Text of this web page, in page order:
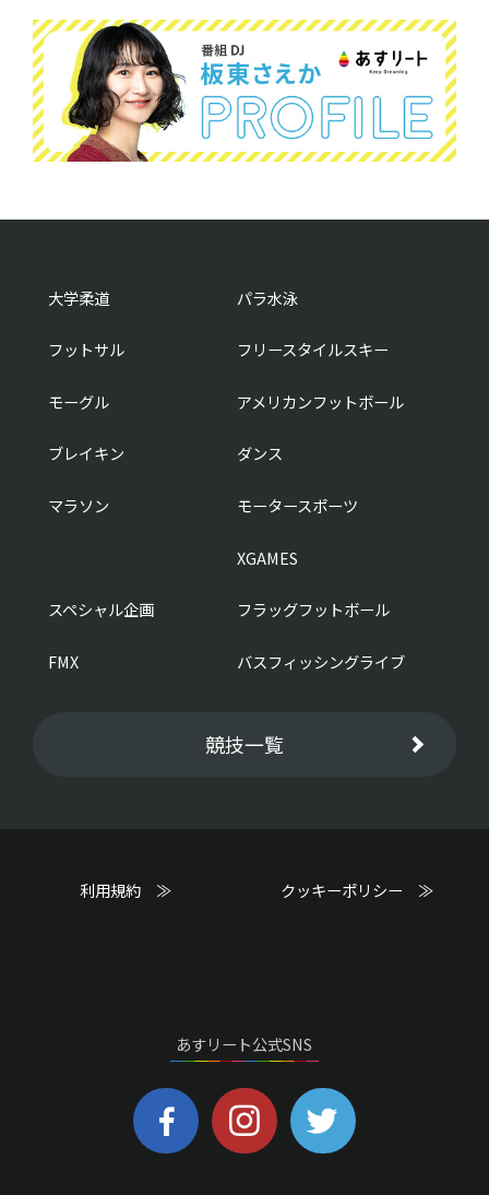
大学柔道 パラ水泳
フットサル フリースタイルスキー
モーグル アメリカンフットボール
ブレイキン ダンス
マラソン モータースポーツ
XGAMES
スペシャル企画 フラッグフットボール
FMX バスフィッシングライブ
競技一覧
利用規約 ≫ クッキーポリシー ≫
あすリート公式SNS